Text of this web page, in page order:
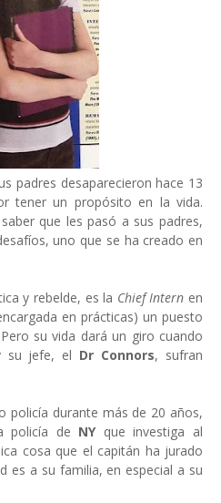
padres desaparecieron hace 13
tener un propósito en la vida.
que les pasó a sus padres,
uno que se ha creado en
y rebelde, es la Chief Intern en
en prácticas) un puesto
su vida dará un giro cuando
su jefe, el Dr Connors, sufran
policía durante más de 20 años,
policía de NYque investiga al
cosa que el capitán ha jurado
es a su familia, en especial a su